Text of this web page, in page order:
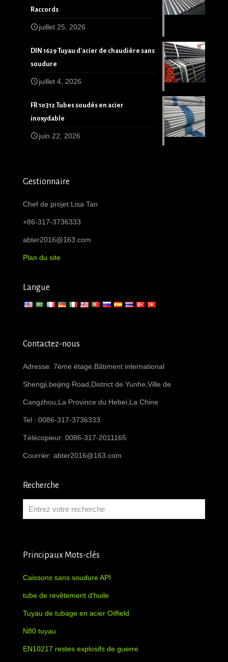
Raccords
juillet 25, 2026
DIN 1629 Tuyau d'acier de chaudière sans
soudure
juillet 4, 2026
FR 10312 Tubes soudés en acier
inoxydable
juin 22, 2026
Gestionnaire
Chef de projet:Lisa Tan
+86-317-3736333
abter2016@163.com
Plan du site
Langue
Contactez-nous
Adresse: 7ème étage,Bâtiment international
Shengji,beijing Road,District de Yunhe,Ville de
Cangzhou,La Province du Hebei,La Chine
Tel : 0086-317-3736333
Télécopieur: 0086-317-2011165
Courrier: abter2016@163.com
Recherche
Principaux Mots-clés
Caissons sans soudure API
tube de revêtement d'huile
Tuyau de tubage en acier Oilfield
N80 tuyau
EN10217 restes explosifs de guerre